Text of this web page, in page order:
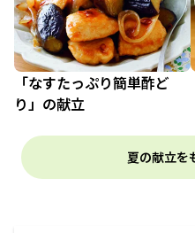
「なすたっぷり簡単酢ど
り」の献立
夏の献立を